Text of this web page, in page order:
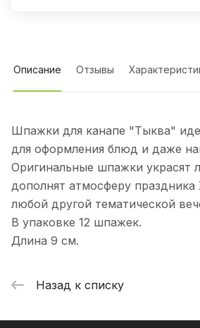
Описание Отзывы
Шпажки для канапе "Тыква"
для оформления блюд и даже
Оригинальные шпажки украсят
дополнят атмосферу праздника
любой другой тематической
В упаковке 12 шпажек.
Длина 9 см.
Назад к списку